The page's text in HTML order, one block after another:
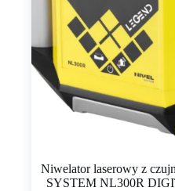
Niwelator laserowy z
SYSTEM NL300R